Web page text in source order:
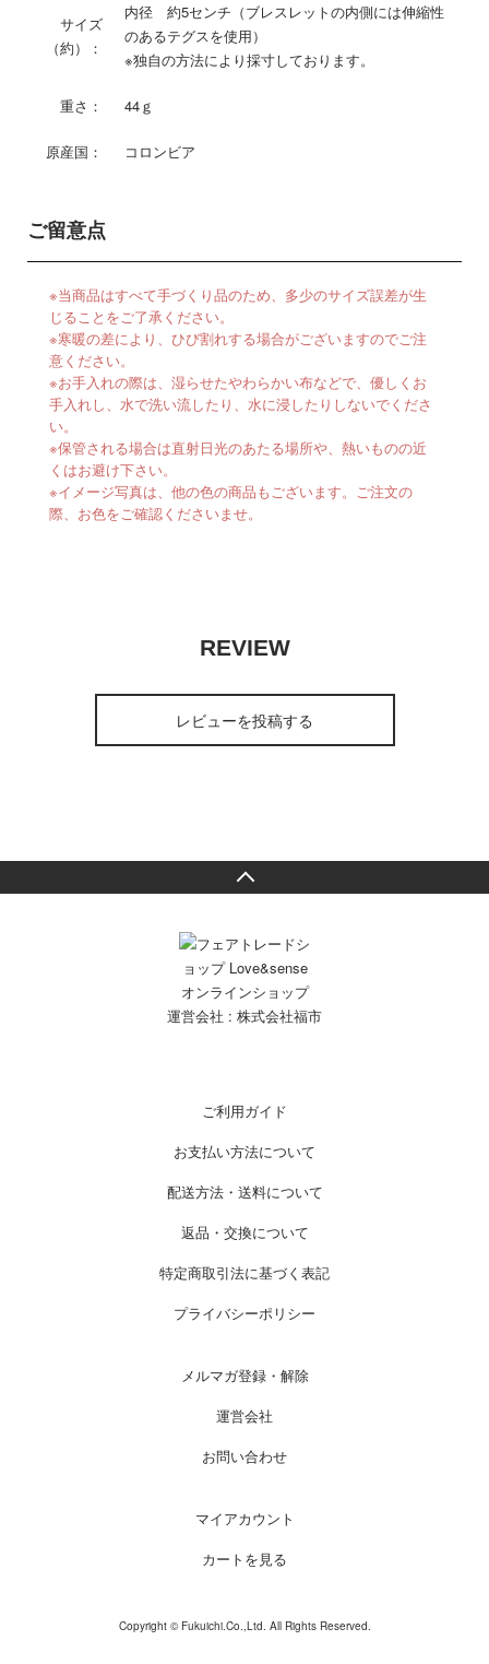
サイズ
（約）：
内径 約5センチ（ブレスレットの内側には伸縮性
のあるテグスを使用）
※独自の方法により採寸しております。
重さ： 44ｇ
原産国： コロンビア
ご留意点
※当商品はすべて手づくり品のため、多少のサイズ誤差が生
じることをご了承ください。
※寒暖の差により、ひび割れする場合がございますのでご注
意ください。
※お手入れの際は、湿らせたやわらかい布などで、優しくお
手入れし、水で洗い流したり、水に浸したりしないでくださ
い。
※保管される場合は直射日光のあたる場所や、熱いものの近
くはお避け下さい。
※イメージ写真は、他の色の商品もございます。ご注文の
際、お色をご確認くださいませ。
REVIEW
レビューを投稿する
運営会社 : 株式会社福市
ご利用ガイド
お支払い方法について
配送方法・送料について
返品・交換について
特定商取引法に基づく表記
プライバシーポリシー
メルマガ登録・解除
運営会社
お問い合わせ
マイアカウント
カートを見る
Copyright © Fukuichi.Co.,Ltd. All Rights Reserved.